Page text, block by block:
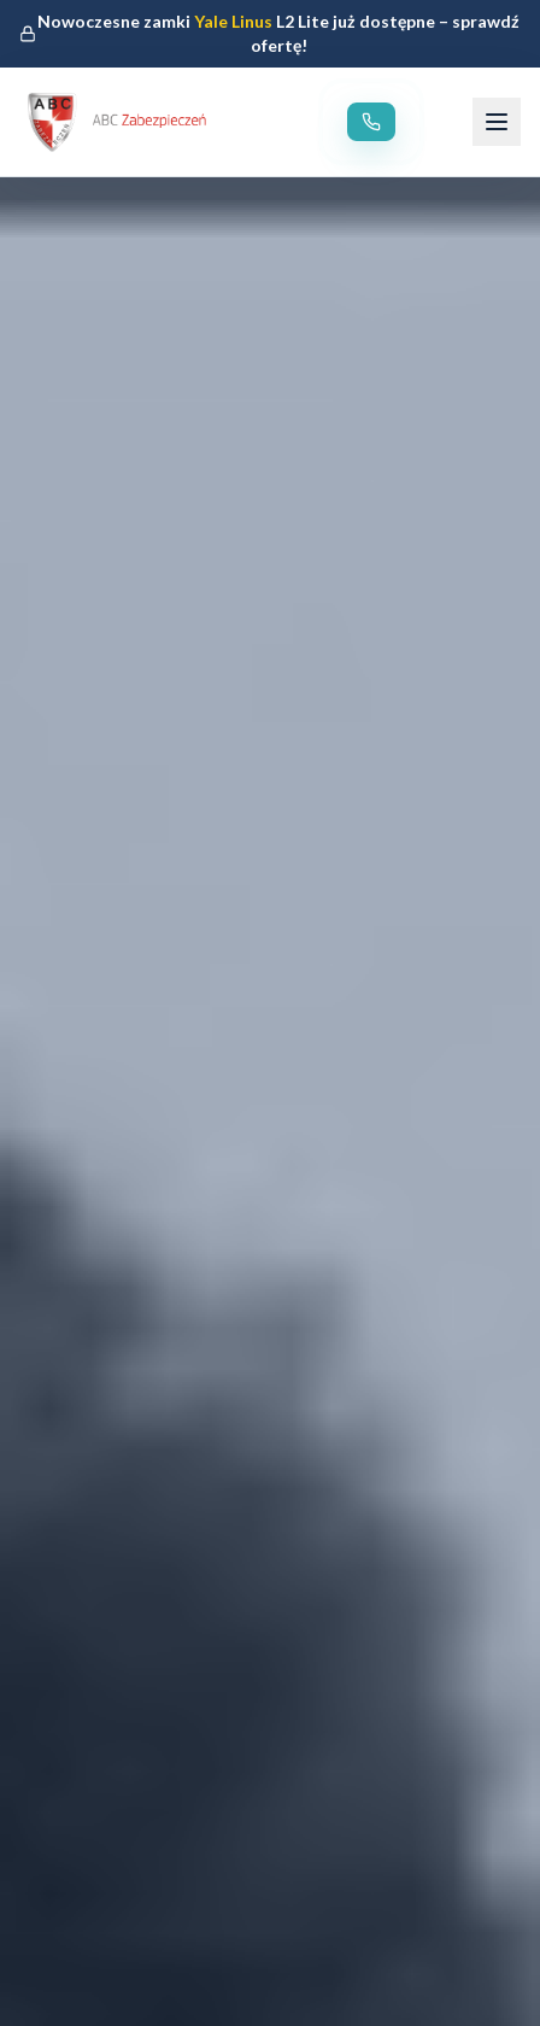
Nowoczesne zamkiYale Linus L2 Lite już dostępne – sprawdź
ofertę!